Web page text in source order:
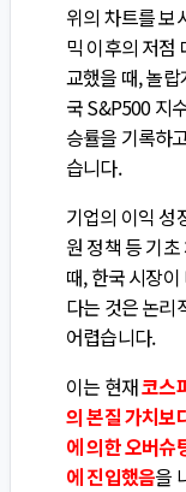
위의 차트를 보
믹 이후의 저점
교했을 때, 놀
국 S&P500 지
승률을 기록하
습니다.
기업의 이익 성
원 정책 등 기
때, 한국 시장
다는 것은 논리
어렵습니다.
이는 현재코스
의 본질 가치보
에 의한 오버슈
에 진입했음을